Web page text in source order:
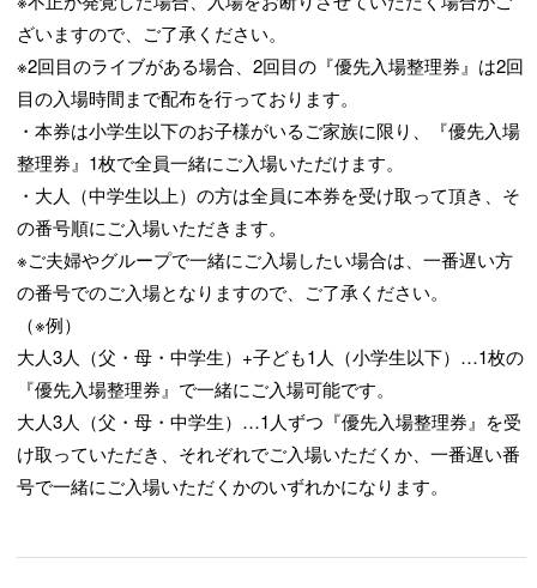
ざいますので、ご了承ください。
※2回目のライブがある場合、2回目の『優先入場整理券』は2回
目の入場時間まで配布を行っております。
・本券は小学生以下のお子様がいるご家族に限り、『優先入場
整理券』1枚で全員一緒にご入場いただけます。
・大人（中学生以上）の方は全員に本券を受け取って頂き、そ
の番号順にご入場いただきます。
※ご夫婦やグループで一緒にご入場したい場合は、一番遅い方
の番号でのご入場となりますので、ご了承ください。
（※例）
大人3人（父・母・中学生）+子ども1人（小学生以下）…1枚の
『優先入場整理券』で一緒にご入場可能です。
大人3人（父・母・中学生）…1人ずつ『優先入場整理券』を受
け取っていただき、それぞれでご入場いただくか、一番遅い番
号で一緒にご入場いただくかのいずれかになります。